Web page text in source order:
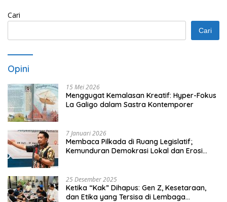
Cari
Cari
Opini
15 Mei 2026
Menggugat Kemalasan Kreatif: Hyper-Fokus
La Galigo dalam Sastra Kontemporer
7 Januari 2026
Membaca Pilkada di Ruang Legislatif;
Kemunduran Demokrasi Lokal dan Erosi
25 Desember 2025
Ketika “Kak” Dihapus: Gen Z, Kesetaraan,
dan Etika yang Tersisa di Lembaga